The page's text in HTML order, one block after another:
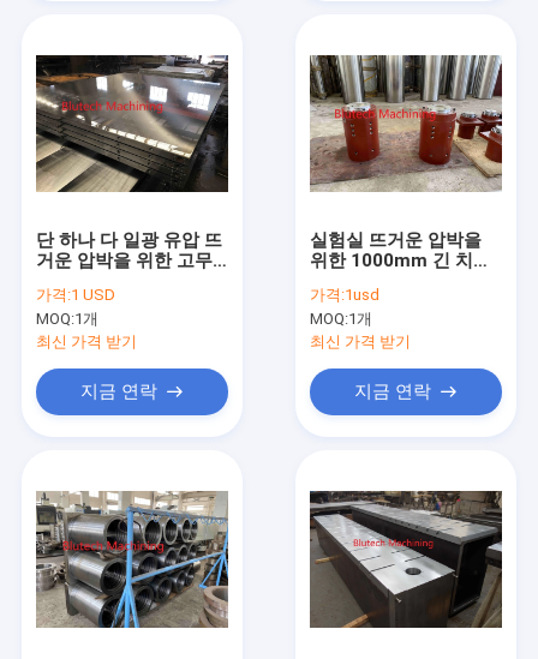
단 하나 다 일광 유압 뜨
거운 압박을 위한 고무
가격:1 USD
MOQ:1개
최신 가격 받기
지금 연락
실험실 뜨거운 압박을
위한 1000mm 긴 치기
더
가격:1usd
MOQ:1개
최신 가격 받기
지금 연락